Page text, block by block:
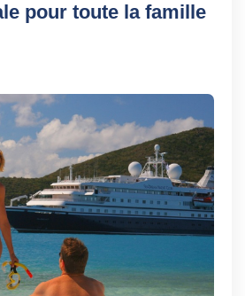
pour toute la famille